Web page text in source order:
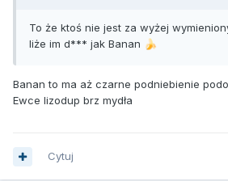
To że ktoś nie jest za wyżej
liże im d*** jak Banan 🍌
Banan to ma aż czarne podniebienie
Ewce lizodup brz mydła
Cytuj